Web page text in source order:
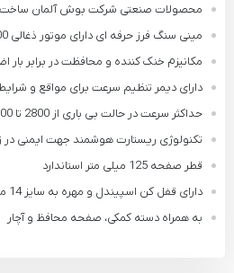
محصولات صنعتی شرکت بوش آلمان
مینی سنگ فرز حرفه ای دارای موتور ذغالی 900 وات
مکانیزم خنک کننده و محافظت در برابر بار
دارای دیمر تنظیم سرعت برای مواقع و شرایط
حداکثر سرعت در حالت بی باری از 2800 تا 11000 دور در دقیقه
تکنولوژی ریستارت هوشمند جهت ایمنی
قطر صفحه 125 میلی متر استاندارد
دارای قفل کن اسپیندل و مهره به سایز 14 میلی متر
به همراه دسته کمکی، صفحه محافظ و آچار